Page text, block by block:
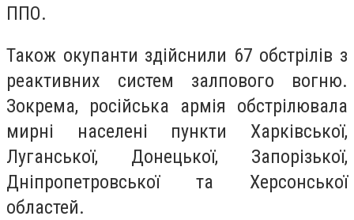
ППО.
Також окупанти здійснили 67 обстрілів з
реактивних систем залпового вогню.
Зокрема, російська армія обстрілювала
мирні населені пункти Харківської,
Луганської, Донецької, Запорізької,
Дніпропетровської та Херсонської
областей.